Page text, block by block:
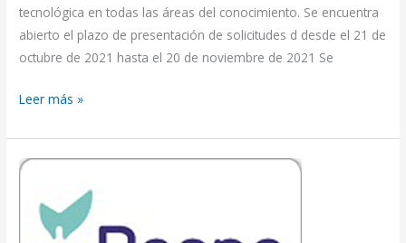
tecnológica en todas las áreas del conocimiento. Se encuentra
abierto el plazo de presentación de solicitudes d desde el 21 de
octubre de 2021 hasta el 20 de noviembre de 2021 Se
Leer más »
Curso